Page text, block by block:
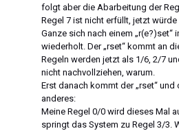
folgt aber die Abarbeitung der
Regel 7 ist nicht erfüllt, jetzt
Ganze sich nach einem „r(e?)set“
wiederholt. Der „rset“ kommt an
Regeln werden jetzt als 1/6, 2/7
nicht nachvollziehen, warum.
Erst danach kommt der „rset“
anderes:
Meine Regel 0/0 wird dieses Mal
springt das System zu Regel 3/3.